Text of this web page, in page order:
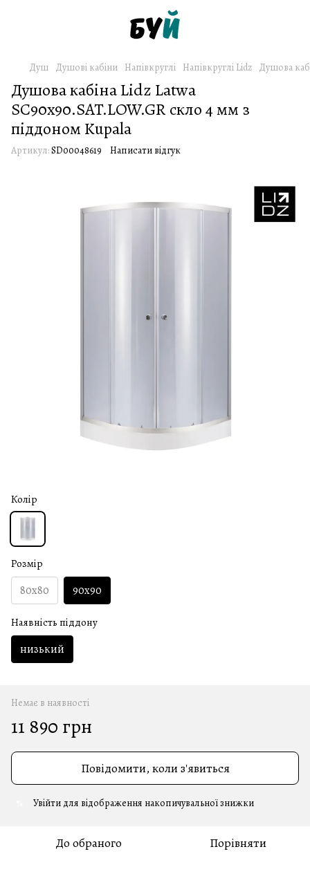
Душ Душові кабіни Напівкруглі Напівкруглі Lidz Душова
Душова кабіна Lidz Latwa
SC90x90.SAT.LOW.GR скло 4 мм з
піддоном Kupala
Артикул:SD00048619 Написати відгук
Колір
Розмір
80x80 90x90
Наявність піддону
низький
Немає в наявності
11 890 грн
Повідомити, коли з'явиться
Увійти для відображення накопичувальної знижки
До обраного Порівняти